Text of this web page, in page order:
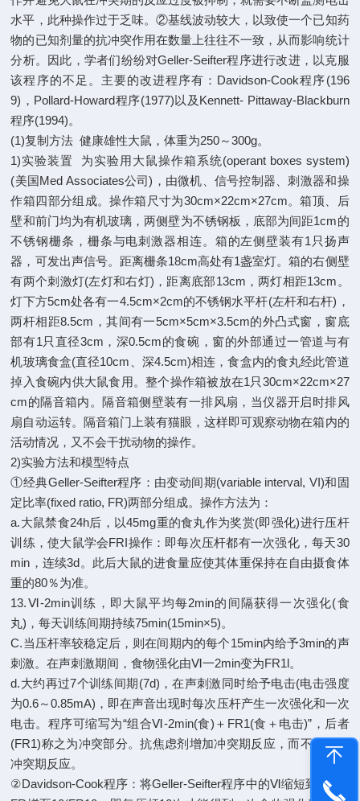
水平，此种操作过于乏味。②基线波动较大，以致使一个已知药
物的已知剂量的抗冲突作用在数量上往往不一致，从而影响统计
分析。因此，学者们纷纷对Geller-Seifter程序进行改进，以克服
该程序的不足。主要的改进程序有：Davidson-Cook程序(196
9)，Pollard-Howard程序(1977)以及Kennett- Pittaway-Blackburn
程序(1994)。
(1)复制方法 健康雄性大鼠，体重为250～300g。
1)实验装置 为实验用大鼠操作箱系统(operant boxes system)
(美国Med Associates公司)，由微机、信号控制器、刺激器和操
作箱四部分组成。操作箱尺寸为30cm×22cm×27cm。箱顶、后
壁和前门均为有机玻璃，两侧壁为不锈钢板，底部为间距1cm的
不锈钢栅条，栅条与电刺激器相连。箱的左侧壁装有1只扬声
器，可发出声信号。距离栅条18cm高处有1盏室灯。箱的右侧壁
有两个刺激灯(左灯和右灯)，距离底部13cm，两灯相距13cm。
灯下方5cm处各有一4.5cm×2cm的不锈钢水平杆(左杆和右杆)，
两杆相距8.5cm，其间有一5cm×5cm×3.5cm的外凸式窗，窗底
部有1只直径3cm，深0.5cm的食碗，窗的外部通过一管道与有
机玻璃食盒(直径10cm、深4.5cm)相连，食盒内的食丸经此管道
掉入食碗内供大鼠食用。整个操作箱被放在1只30cm×22cm×27
cm的隔音箱内。隔音箱侧壁装有一排风扇，当仪器开启时排风
扇自动运转。隔音箱门上装有猫眼，这样即可观察动物在箱内的
活动情况，又不会干扰动物的操作。
2)实验方法和模型特点
①经典Geller-Seifter程序：由变动间期(variable interval, VI)和固
定比率(fixed ratio, FR)两部分组成。操作方法为：
a.大鼠禁食24h后，以45mg重的食丸作为奖赏(即强化)进行压杆
训练，使大鼠学会FRI操作：即每次压杆都有一次强化，每天30
min，连续3d。此后大鼠的进食量应使其体重保持在自由摄食体
重的80％为准。
13.Ⅵ-2min训练，即大鼠平均每2min的间隔获得一次强化(食
丸)，每天训练间期持续75min(15min×5)。
C.当压杆率较稳定后，则在间期内的每个15min内给予3min的声
刺激。在声刺激期间，食物强化由Ⅵ一2min变为FR1l。
d.大约再过7个训练间期(7d)，在声刺激同时给予电击(电击强度
为0.6～0.85mA)，即在声音出现时每次压杆产生一次强化和一次
电击。程序可缩写为“组合Ⅵ-2min(食)＋FR1(食＋电击)”，后者
(FR1)称之为冲突部分。抗焦虑剂增加冲突期反应，而不影响非
冲突期反应。
②Davidson-Cook程序：将Geller-Seifter程序中的Ⅵ缩短到30s，